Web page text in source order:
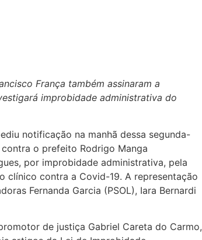
França também assinaram a
improbidade administrativa do
notificação na manhã dessa segunda-
o prefeito Rodrigo Manga
por improbidade administrativa, pela
clínico contra a Covid-19. A representação
Fernanda Garcia (PSOL), Iara Bernardi
de justiça Gabriel Careta do Carmo,